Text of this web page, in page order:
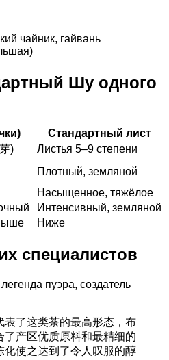
чайник, гайвань
Шу одного
Стандартный лист
)
Листья 5–9 степени
Плотный, земляной
Насыщенное, тяжёлое
Интенсивный, земляной
Ниже
специалистов
пуэра, создатель
表了这类茶的最高形态，布
了产区优质原料和最精细的
化使之达到了令人叹服的醇